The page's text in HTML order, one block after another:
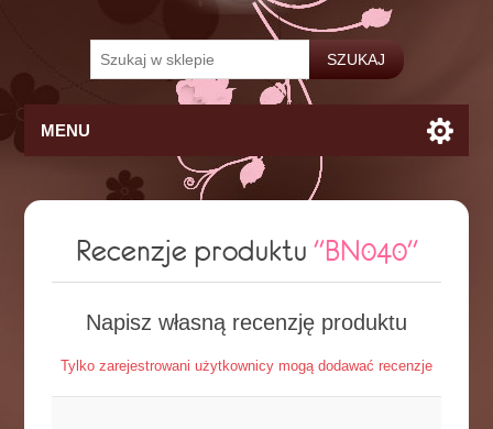
MENU
Recenzje produktu BN040
Napisz własną recenzję produktu
Tylko zarejestrowani użytkownicy mogą dodawać recenzje